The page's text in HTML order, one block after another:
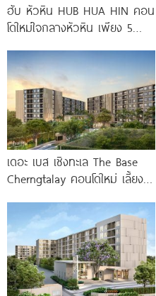
ฮับ หัวหิน HUB HUA HIN คอน
โดใหม่ใจกลางหัวหิน เพียง 5
เดอะ เบส เชิงทะเล The Base
Cherngtalay คอนโดใหม่ เลี้ยง